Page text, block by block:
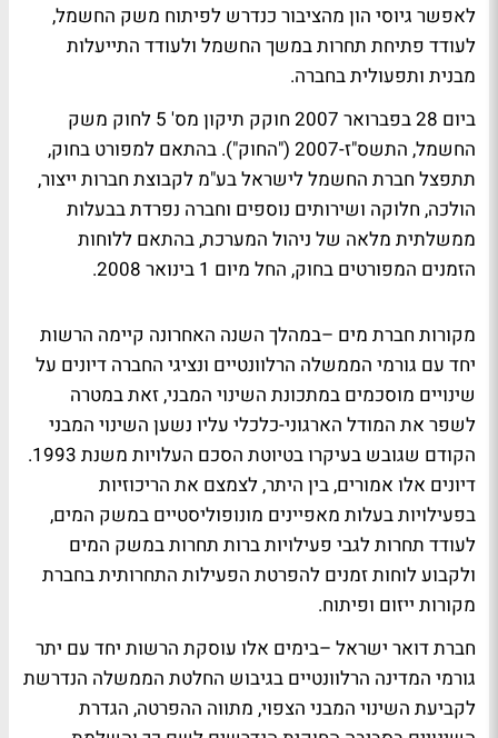
לאפשר גיוסי הון מהציבור כנדרש לפיתוח משק החשמל,
לעודד פתיחת תחרות במשך החשמל ולעודד התייעלות
מבנית ותפעולית בחברה.
ביום 28 בפברואר 2007 חוקק תיקון מס' 5 לחוק משק
החשמל, התשס"ז-2007 ("החוק"). בהתאם למפורט בחוק,
תתפצל חברת החשמל לישראל בע"מ לקבוצת חברות ייצור,
הולכה, חלוקה ושירותים נוספים וחברה נפרדת בבעלות
ממשלתית מלאה של ניהול המערכת, בהתאם ללוחות
הזמנים המפורטים בחוק, החל מיום 1 בינואר 2008.
מקורות חברת מים –במהלך השנה האחרונה קיימה הרשות
יחד עם גורמי הממשלה הרלוונטיים ונציגי החברה דיונים על
שינויים מוסכמים במתכונת השינוי המבני, זאת במטרה
לשפר את המודל הארגוני-כלכלי עליו נשען השינוי המבני
הקודם שגובש בעיקרו בטיוטת הסכם העלויות משנת 1993.
דיונים אלו אמורים, בין היתר, לצמצם את הריכוזיות
בפעילויות בעלות מאפיינים מונופוליסטיים במשק המים,
לעודד תחרות לגבי פעילויות ברות תחרות במשק המים
ולקבוע לוחות זמנים להפרטת הפעילות התחרותית בחברת
מקורות ייזום ופיתוח.
חברת דואר ישראל –בימים אלו עוסקת הרשות יחד עם יתר
גורמי המדינה הרלוונטיים בגיבוש החלטת הממשלה הנדרשת
לקביעת השינוי המבני הצפוי, מתווה ההפרטה, הגדרת